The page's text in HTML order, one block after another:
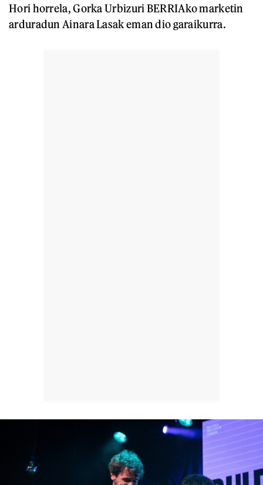
Hori horrela, Gorka Urbizuri BERRIAko marketin
arduradun Ainara Lasak eman dio garaikurra.